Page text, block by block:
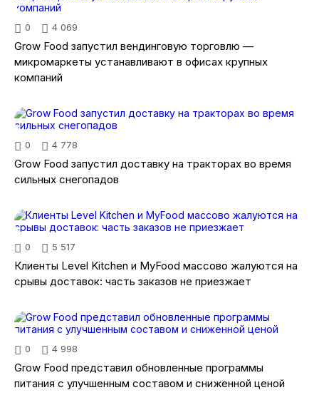
0 4 069
Grow Food запустил вендинговую торговлю —
микромаркеты устанавливают в офисах крупных
компаний
0 4 778
Grow Food запустил доставку на тракторах во время
сильных снегопадов
0 5 517
Клиенты Level Kitchen и MyFood массово жалуются на
срывы доставок: часть заказов не приезжает
0 4 998
Grow Food представил обновленные программы
питания с улучшенным составом и сниженной ценой